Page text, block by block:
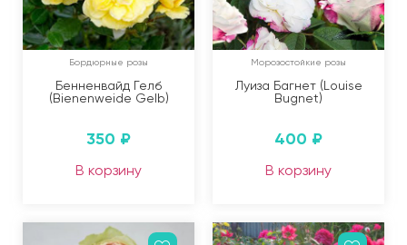
Бордюрные розы
Бенненвайд Гелб
(Bienenweide Gelb)
350 ₽
В корзину
Морозостойкие розы
Луиза Багнет (Louise
Bugnet)
400 ₽
В корзину